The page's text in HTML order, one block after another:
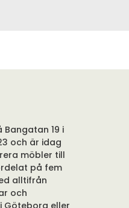
19 i
och är idag
möbler till
på fem
alltifrån
och